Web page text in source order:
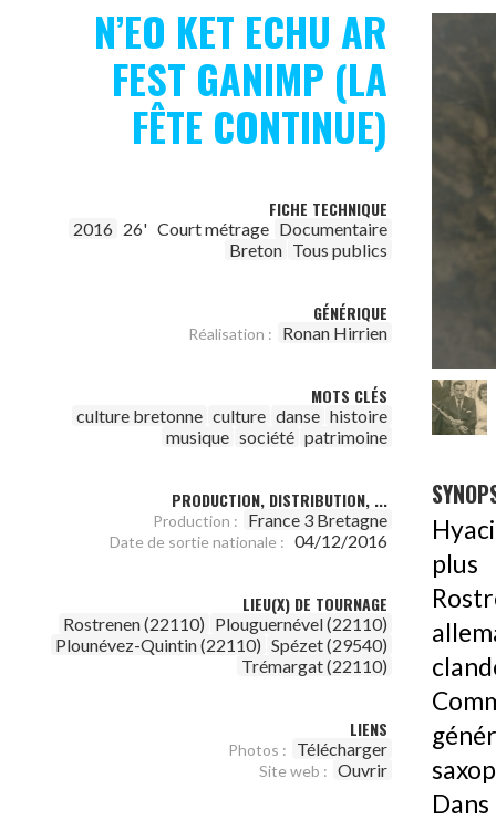
N’EO KET ECHU AR
FEST GANIMP (LA
FÊTE CONTINUE)
FICHE TECHNIQUE
2016 26' Court métrage Documentaire
Breton Tous publics
GÉNÉRIQUE
Réalisation : Ronan Hirrien
MOTS CLÉS
culture bretonne culture danse histoire
musique société patrimoine
PRODUCTION, DISTRIBUTION, ...
Production : France 3 Bretagne
Date de sortie nationale : 04/12/2016
LIEU(X) DE TOURNAGE
Rostrenen (22110) Plouguernével (22110)
Plounévez-Quintin (22110) Spézet (29540)
Trémargat (22110)
LIENS
Photos : Télécharger
Site web : Ouvrir
plus